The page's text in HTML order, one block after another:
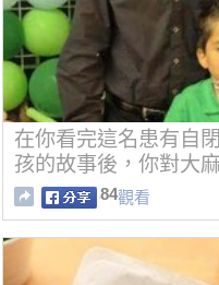
在你看完這名患有自
孩的故事後，你對大
了！
84觀看